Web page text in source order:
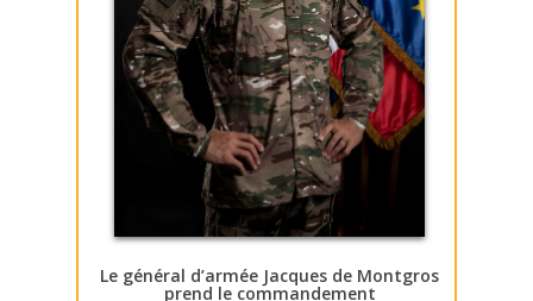
Le général d’armée Jacques de Montgros
prend le commandement